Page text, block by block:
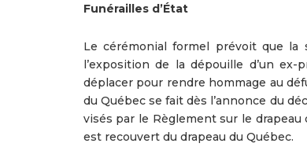
Funérailles d’État
Le cérémonial formel prévoit que
l’exposition de la dépouille d’un
déplacer pour rendre hommage au
du Québec se fait dès l’annonce du
visés par le Règlement sur le
est recouvert du drapeau du Québec.